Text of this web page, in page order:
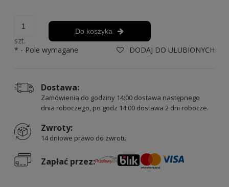
szt.
Do koszyka
DODAJ DO ULUBIONYCH
* - Pole wymagane
Dostawa:
Zamówienia do godziny 14:00 dostawa następnego
dnia roboczego, po godz 14:00 dostawa 2 dni robocze.
Zwroty:
14 dniowe prawo do zwrotu
Zapłać przez: